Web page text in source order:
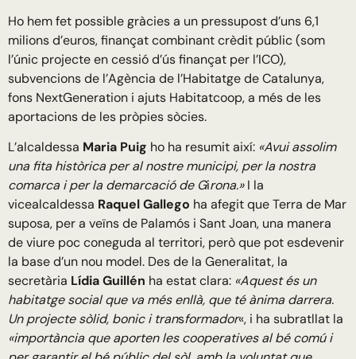
Ho hem fet possible gràcies a un pressupost d’uns 6,1
milions d’euros, finançat combinant crèdit públic (som
l’únic projecte en cessió d’ús finançat per l’ICO),
subvencions de l’Agència de l’Habitatge de Catalunya,
fons NextGeneration i ajuts Habitatcoop, a més de les
aportacions de les pròpies sòcies.
L’alcaldessa Maria Puig ho ha resumit així: «Avui assolim
una fita històrica per al nostre municipi, per la nostra
comarca i per la demarcació de Girona.»I la
vicealcaldessa Raquel Gallego ha afegit que Terra de Mar
suposa, per a veïns de Palamós i Sant Joan, una manera
de viure poc coneguda al territori, però que pot esdevenir
la base d’un nou model. Des de la Generalitat, la
secretària Lídia Guillén ha estat clara: «Aquest és un
habitatge social que va més enllà, que té ànima darrera.
Un projecte sòlid, bonic i transformador«, i ha subratllat la
«importància que aporten les cooperatives al bé comú i